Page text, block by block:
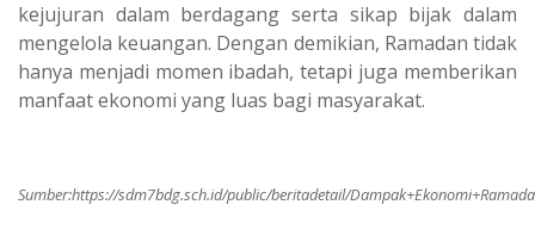
kejujuran dalam berdagang serta sikap bijak dalam
mengelola keuangan. Dengan demikian, Ramadan tidak
hanya menjadi momen ibadah, tetapi juga memberikan
manfaat ekonomi yang luas bagi masyarakat.
Sumber:https://sdm7bdg.sch.id/public/beritadetail/